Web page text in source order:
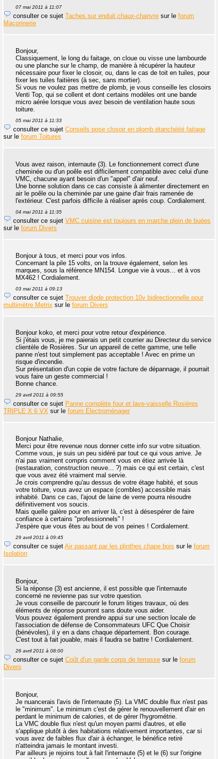
07 mai 2011 à 11:07
consulter ce sujet Taches sur enduit chaux-chanvre sur le forum
Maçonnerie
Bonjour,
Classiquement, le long du faitage, on cloue ou visse une lambourde
ou une planche sur le champ, de manière à récupérer la hauteur
nécessaire pour fixer le closoir, ou, dans le cas de toit en tuiles, pour
fixer les tuiles faitières (à sec, sans mortier).
Si vous ne voulez pas mettre de plomb, je vous conseille les closoirs
Venti Top, qui se collent et dont certains modèles ont une bande
micro aérée lorsque vous avez besoin de ventilation haute sous
toiture.
05 mai 2011 à 11:33
consulter ce sujet Conseils pose closoir en plomb étanchéité faitage
sur le forum Toitures
Vous avez raison, internaute (3). Le fonctionnement correct d'une
cheminée ou d'un poêle est difficilement compatible avec celui d'une
VMC, chacune ayant besoin d'un "appel" d'air neuf.
Une bonne solution dans ce cas consiste à alimenter directement en
air le poêle ou la cheminée par une gaine d'air frais ramenée de
l'extérieur. C'est parfois difficile à réaliser après coup. Cordialement.
04 mai 2011 à 11:35
consulter ce sujet VMC cuisine est toujours en marche plein de buées
sur le forum Divers
Bonjour à tous, et merci pour vos infos.
Concernant la pile 15 volts, on la trouve également, selon les
marques, sous la référence MN154. Longue vie à vous... et à vos
MX462 ! Cordialement.
03 mai 2011 à 09:13
consulter ce sujet Trouver diode protection 10v bidirectionnelle pour
multimètre Metrix sur le forum Divers
Bonjour koko, et merci pour votre retour d'expérience.
Si j'étais vous, je me paierais un petit courrier au Directeur du service
clientèle de Rosières. Sur un appareil de cette gamme, une telle
panne n'est tout simplement pas acceptable ! Avec en prime un
risque d'incendie.
Sur présentation d'un copie de votre facture de dépannage, il pourrait
vous faire un geste commercial !
Bonne chance.
29 avril 2011 à 09:55
consulter ce sujet Panne complète four et lave-vaisselle Rosières
TRIPLE X 6 VX sur le forum Électroménager
Bonjour Nathalie,
Merci pour être revenue nous donner cette info sur votre situation.
Comme vous, je suis un peu sidéré par tout ce qui vous arrive. Je
n'ai pas vraiment compris comment vous en étiez arrivée là
(restauration, construction neuve... ?) mais ce qui est certain, c'est
que vous avez été vraiment mal servie.
Je crois comprendre qu'au dessus de votre étage habité, et sous
votre toiture, vous avez un espace (combles) accessible mais
inhabité. Dans ce cas, l'ajout de laine de verre pourra résoudre
définitivement vos soucis.
Mais quelle galère pour en arriver là, c'est à désespérer de faire
confiance à certains "professionnels" !
J'espère que vous êtes au bout de vos peines ! Cordialement.
29 avril 2011 à 09:45
consulter ce sujet Air passant par les plinthes chape bois sur le forum
Isolation
Bonjour,
Si la réponse (3) est ancienne, il est possible que l'internaute
concerné ne revienne pas sur votre question.
Je vous conseille de parcourir le forum litiges travaux, où des
éléments de réponse pourront sans doute vous aider.
Vous pouvez également prendre appui sur une section locale de
l'association de défense de Consommateurs UFC Que Choisir
(bénévoles), il y en a dans chaque département. Bon courage.
C'est tout à fait jouable, mais il faudra se battre ! Cordialement.
26 avril 2011 à 08:00
consulter ce sujet Coût d'un garde corps de terrasse sur le forum
Divers
Bonjour,
Je nuancerais l'avis de l'internaute (5). La VMC double flux n'est pas
le "minimum". Le minimum c'est de gérer le renouvellement d'air en
perdant le minimum de calories, et de gérer l'hygrométrie.
La VMC double flux n'est qu'un moyen parmi d'autres, et elle
s'applique plutôt à des habitations relativement importantes, car si
vous avez de faibles flux d'air à échanger, le bénéfice retiré
n'atteindra jamais le montant investi.
Par ailleurs je rejoins tout à fait l'internaute (5) et le (6) sur l'origine